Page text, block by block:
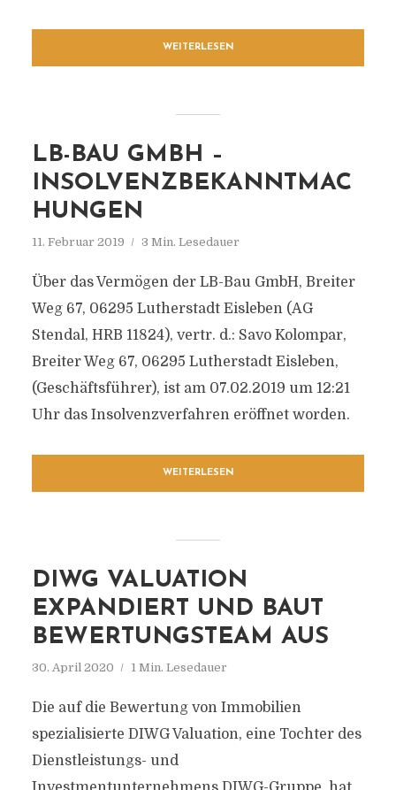
WEITERLESEN
LB-BAU GMBH –
INSOLVENZBEKANNTMAC
HUNGEN
11. Februar 2019 3 Min. Lesedauer
Über das Vermögen der LB-Bau GmbH, Breiter
Weg 67, 06295 Lutherstadt Eisleben (AG
Stendal, HRB 11824), vertr. d.: Savo Kolompar,
Breiter Weg 67, 06295 Lutherstadt Eisleben,
(Geschäftsführer), ist am 07.02.2019 um 12:21
Uhr das Insolvenzverfahren eröffnet worden.
WEITERLESEN
DIWG VALUATION
EXPANDIERT UND BAUT
BEWERTUNGSTEAM AUS
30. April 2020 1 Min. Lesedauer
Die auf die Bewertung von Immobilien
spezialisierte DIWG Valuation, eine Tochter des
Dienstleistungs- und